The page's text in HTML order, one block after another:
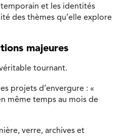
et les identités
des thèmes qu’elle explore
majeures
tournant.
projets d’envergure : «
même temps au mois de
verre, archives et